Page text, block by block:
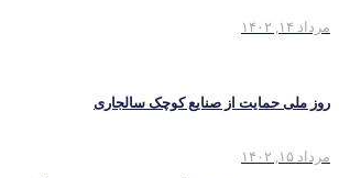
مرداد ۱۴, ۱۴۰۲
روز ملی حمایت از صنایع کوچک سالجاری
مرداد ۱۵, ۱۴۰۲